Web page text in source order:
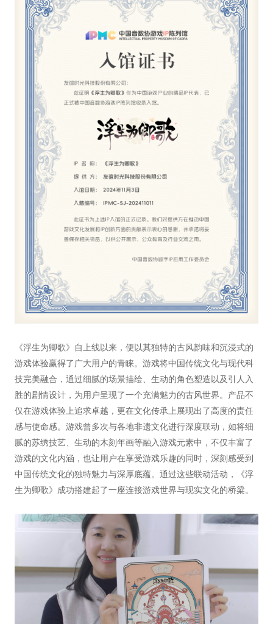
《浮生为卿歌》自上线以来，便以其独特的古风韵味和沉浸式的
游戏体验赢得了广大用户的青睐。游戏将中国传统文化与现代科
技完美融合，通过细腻的场景描绘、生动的角色塑造以及引人入
胜的剧情设计，为用户呈现了一个充满魅力的古风世界。产品不
仅在游戏体验上追求卓越，更在文化传承上展现出了高度的责任
感与使命感。游戏曾多次与各地非遗文化进行深度联动，如将细
腻的苏绣技艺、生动的木刻年画等融入游戏元素中，不仅丰富了
游戏的文化内涵，也让用户在享受游戏乐趣的同时，深刻感受到
中国传统文化的独特魅力与深厚底蕴。通过这些联动活动，《浮
生为卿歌》成功搭建起了一座连接游戏世界与现实文化的桥梁。